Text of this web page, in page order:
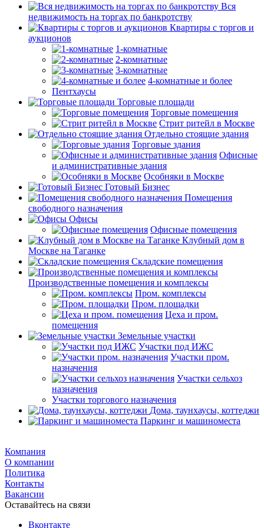
Вся
недвижимость на торгах по банкротству
Квартиры с торгов и
аукционов
1-комнатные
2-комнатные
3-комнатные
4-комнатные и более
Пентхаусы
Торговые площади
Торговые помещения
Стрит ритейл в Москве
Отдельно стоящие здания
Торговые здания
Офисные
и административные здания
Особняки в Москве
Готовый Бизнес
Помещения
свободного назначения
Офисы
Офисные помещения
Клубный дом в
Москве на Таганке
Складские помещения
Производственные помещения и комплексы
Пром. комплексы
Пром. площадки
Цеха и пром.
помещения
Земельные участки
Участки под ИЖС
Участки пром.
назначения
Участки сельхоз
назначения
Участки торгового назначения
Дома, таунхаусы, коттеджи
Паркинг и машиноместа
Компания
О компании
Политика
Контакты
Вакансии
Оставайтесь на связи
Вконтакте